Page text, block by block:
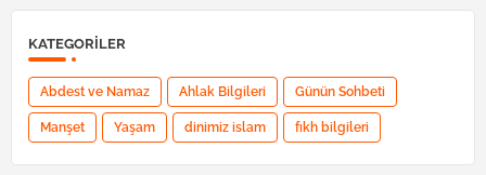
KATEGORILER
Abdest ve Namaz Ahlak Bilgileri Günün Sohbeti
Manşet Yaşam dinimiz islam fıkh bilgileri